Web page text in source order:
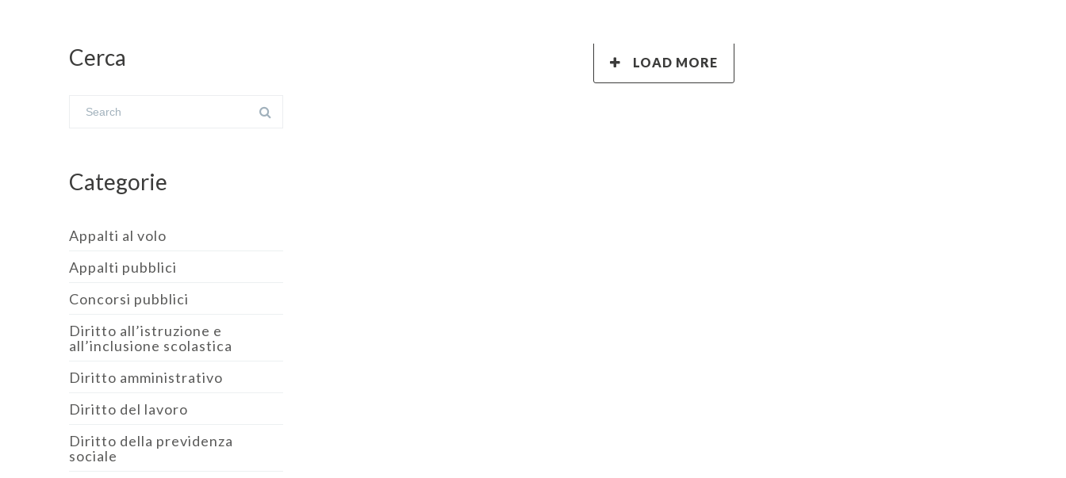
LOAD MORE
Cerca
Categorie
Appalti al volo
Appalti pubblici
Concorsi pubblici
Diritto all’istruzione e
all’inclusione scolastica
Diritto amministrativo
Diritto del lavoro
Diritto della previdenza
sociale